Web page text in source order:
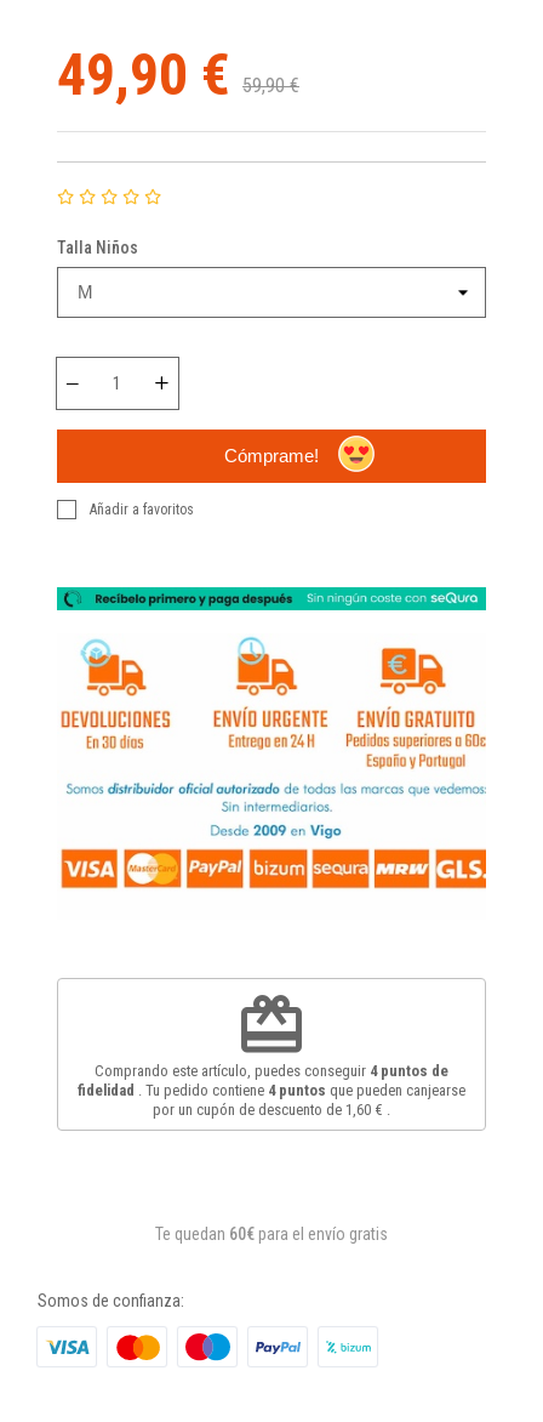
49,90 € 59,90 €
Talla Niños
Cómprame!
Añadir a favoritos
redeem
Comprando este artículo, puedes conseguir 4puntos de
fidelidad
. Tu pedido contiene 4puntos que pueden canjearse
por un cupón de descuento de 1,60 €
Te quedan 60€ para el envío gratis
Somos de confianza: